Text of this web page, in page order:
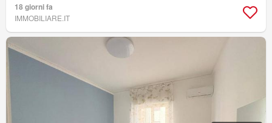
18 giorni fa
IMMOBILIARE.IT